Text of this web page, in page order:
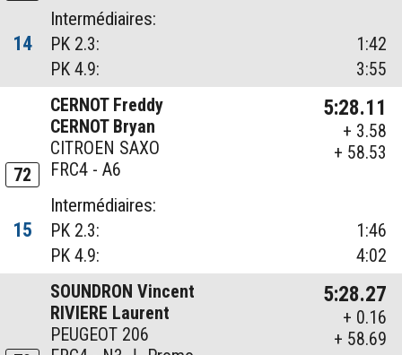
14
Intermédiaires:
PK 2.3:
1:42
PK 4.9:
3:55
72
CERNOT Freddy
CERNOT Bryan
CITROEN SAXO
FRC4 - A6
5:28.11
+ 3.58
+ 58.53
15
Intermédiaires:
PK 2.3:
1:46
PK 4.9:
4:02
SOUNDRON Vincent
RIVIERE Laurent
PEUGEOT 206
5:28.27
+ 0.16
+ 58.69